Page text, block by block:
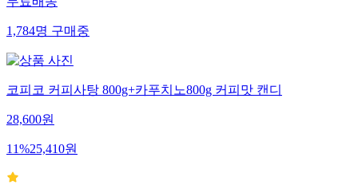
무료배송
1,784명구매중
코피코 커피사탕 800g+카푸치노800g 커피맛 캔디
28,600원
11%25,410원